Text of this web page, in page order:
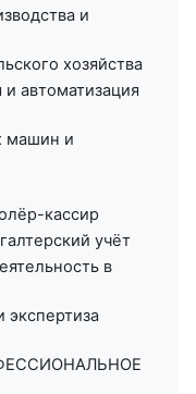
и
хозяйства
автоматизация
машин и
кассир
учёт
в
экспертиза